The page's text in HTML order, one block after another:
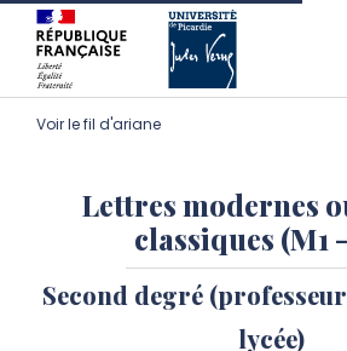
Aller à l’entête de page
Aller au menu principale
Aller au contenu principal
Aller à la recherche
Passer aux cookies
Aller au pied de page
Voir le fil d'ariane
Lettres modernes
classiques (M1
Second degré
lycée)